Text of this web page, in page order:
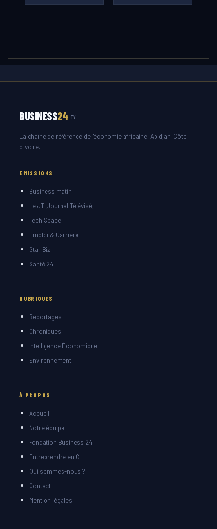
BUSINESS24 TV
La chaîne de référence de l'économie africaine. Abidjan, Côte
d'Ivoire.
ÉMISSIONS
Business matin
Le JT (Journal Télévisé)
Tech Space
Emploi & Carrière
Star Biz
Santé 24
RUBRIQUES
Reportages
Chroniques
Intelligence Économique
Environnement
À PROPOS
Accueil
Notre équipe
Fondation Business 24
Entreprendre en CI
Qui sommes-nous ?
Contact
Mention légales